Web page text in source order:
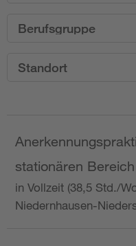
Berufsgruppe
Standort
stationären Bereich
in Vollzeit (38,5 Std./
Niedernhausen-